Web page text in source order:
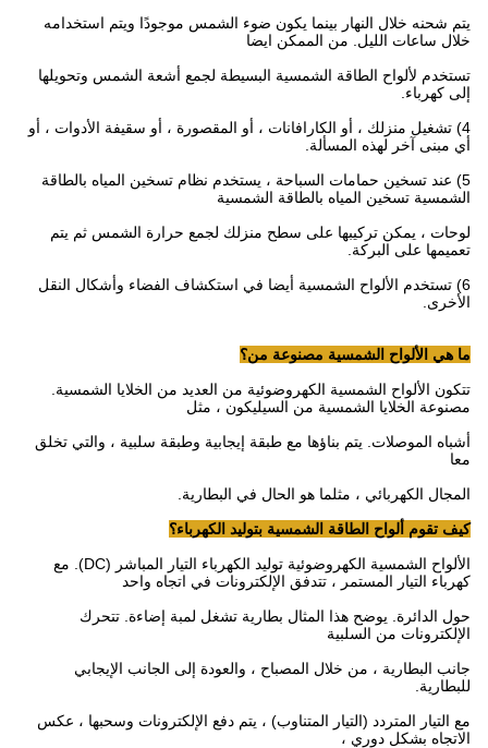
يتم شحنه خلال النهار بينما يكون ضوء الشمس موجودًا ويتم استخدامه
خلال ساعات الليل.
من الممكن ايضا
تستخدم لألواح الطاقة الشمسية البسيطة لجمع أشعة الشمس وتحويلها
إلى كهرباء.
4) تشغيل منزلك ، أو الكارافانات ، أو المقصورة ، أو سقيفة الأدوات ، أو
أي مبنى آخر لهذه المسألة.
5) عند تسخين حمامات السباحة ، يستخدم نظام تسخين المياه بالطاقة
الشمسية تسخين المياه بالطاقة الشمسية
لوحات ، يمكن تركيبها على سطح منزلك لجمع حرارة الشمس ثم يتم
تعميمها على البركة.
6) تستخدم الألواح الشمسية أيضا في استكشاف الفضاء وأشكال النقل
الأخرى.
ما هي الألواح الشمسية مصنوعة من؟
تتكون الألواح الشمسية الكهروضوئية من العديد من الخلايا الشمسية.
مصنوعة الخلايا الشمسية من السيليكون ، مثل
أشباه الموصلات.
يتم بناؤها مع طبقة إيجابية وطبقة سلبية ، والتي تخلق
معا
المجال الكهربائي ، مثلما هو الحال في البطارية.
كيف تقوم ألواح الطاقة الشمسية بتوليد الكهرباء؟
الألواح الشمسية الكهروضوئية توليد الكهرباء التيار المباشر (DC).
مع
كهرباء التيار المستمر ، تتدفق الإلكترونات في اتجاه واحد
حول الدائرة.
يوضح هذا المثال بطارية تشغل لمبة إضاءة. تتحرك
الإلكترونات من السلبية
جانب البطارية ، من خلال المصباح ، والعودة إلى الجانب الإيجابي
للبطارية.
مع التيار المتردد (التيار المتناوب) ، يتم دفع الإلكترونات وسحبها ، عكس
الاتجاه بشكل دوري ،